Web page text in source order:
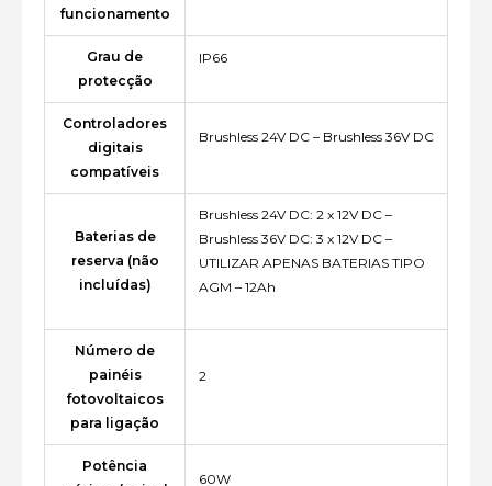
funcionamento
Grau de
protecção
IP66
Controladores
digitais
compatíveis
Brushless 24V DC – Brushless 36V DC
Baterias de
reserva (não
incluídas)
Brushless 24V DC: 2 x 12V DC –
Brushless 36V DC: 3 x 12V DC –
UTILIZAR APENAS BATERIAS TIPO
AGM – 12Ah
Número de
painéis
fotovoltaicos
para ligação
2
Potência
60W